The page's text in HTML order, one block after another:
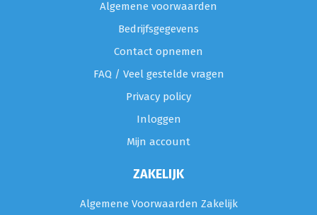
Algemene voorwaarden
Bedrijfsgegevens
Contact opnemen
FAQ / Veel gestelde vragen
Privacy policy
Inloggen
Mijn account
ZAKELIJK
Algemene Voorwaarden Zakelijk